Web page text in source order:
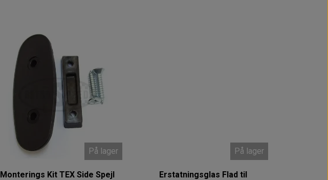
På lager
Monterings Kit TEX Side Spejl
På lager
Erstatningsglas Flad til